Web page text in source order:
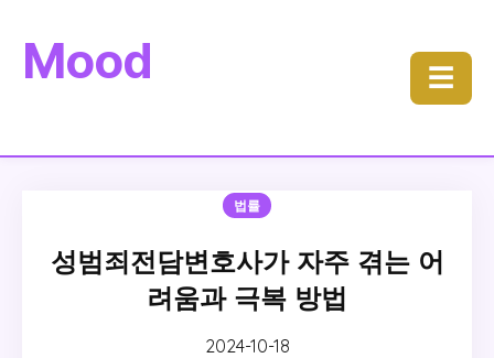
Mood ☰
법률
성범죄전담변호사가 자주 겪는 어
려움과 극복 방법
2024-10-18